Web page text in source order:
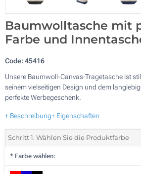
Baumwolltasche mit
Farbe und
Code:45416
Unsere Baumwoll-Canvas-Tragetasche ist
seinem vielseitigen Design und dem
perfekte Werbegeschenk.
+ Beschreibung+ Eigenschaften
Schritt 1. Wählen Sie die Produktfarbe
* Farbe wählen: